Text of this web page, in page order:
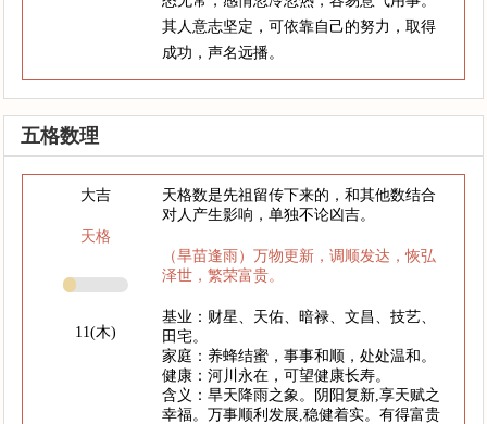
其人意志坚定，可依靠自己的努力，取得
成功，声名远播。
五格数理
大吉
天格
11(木)
天格数是先祖留传下来的，和其他数结合
对人产生影响，单独不论凶吉。
（旱苗逢雨）万物更新，调顺发达，恢弘
泽世，繁荣富贵。
基业：财星、天佑、暗禄、文昌、技艺、
田宅。
家庭：养蜂结蜜，事事和顺，处处温和。
健康：河川永在，可望健康长寿。
含义：旱天降雨之象。阴阳复新,享天赋之
幸福。万事顺利发展,稳健着实。有得富贵